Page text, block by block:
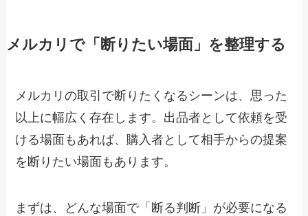
メルカリで「断りたい場面」を整理する
メルカリの取引で断りたくなるシーンは、思った
以上に幅広く存在します。出品者として依頼を受
ける場面もあれば、購入者として相手からの提案
を断りたい場面もあります。
まずは、どんな場面で「断る判断」が必要になる